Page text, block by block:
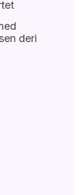
deri